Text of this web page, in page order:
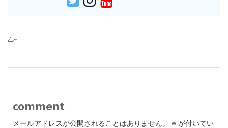
-
comment
メールアドレスが公開されることはありません。 ※ が付いてい